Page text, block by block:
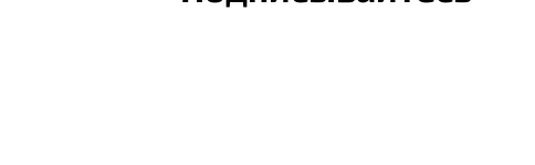
с
за рулем
хранении в